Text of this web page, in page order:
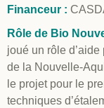
Financeur :
Rôle de Bio
joué un rôle
de la Nouvelle-
le projet pour le
techniques